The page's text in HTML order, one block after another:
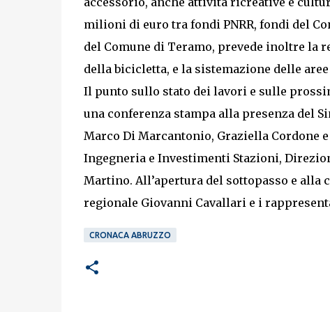
milioni di euro tra fondi PNRR, fondi del
del Comune di Teramo, prevede inoltre la
della bicicletta, e la sistemazione delle
Il punto sullo stato dei lavori e sulle
una conferenza stampa alla presenza del
Marco Di Marcantonio, Graziella Cordone
Ingegneria e Investimenti Stazioni,
Martino. All’apertura del sottopasso e
regionale Giovanni Cavallari e i
CRONACA ABRUZZO